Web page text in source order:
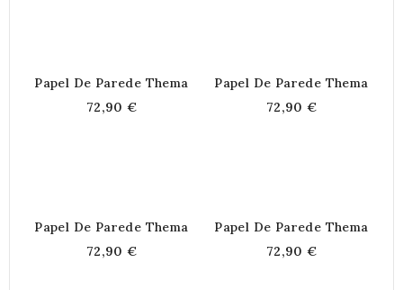
Papel De Parede Thema
72,90 €
Papel De Parede Thema
72,90 €
Papel De Parede Thema
72,90 €
Papel De Parede Thema
72,90 €